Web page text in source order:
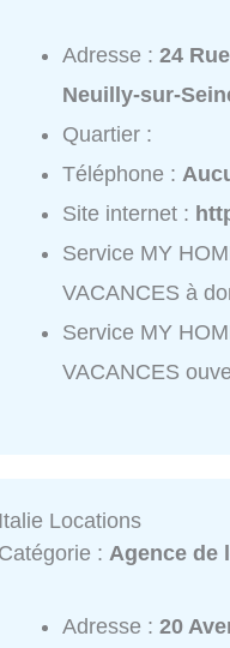
Adresse :24
Neuilly-sur-
Quartier :
Téléphone :
Site internet :
Service MY
VACANCES à
Service MY
VACANCES
Italie Locations
Catégorie : Agence de
Adresse :20